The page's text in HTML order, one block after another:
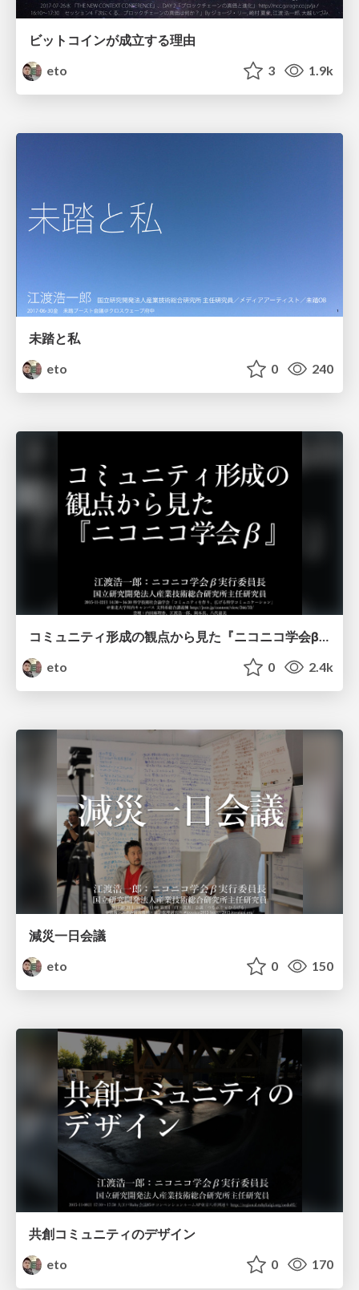
ビットコインが成立する理由
eto
3 1.9k
未踏と私
eto
0 240
コミュニティ形成の観点から見た『ニコニコ学会β』
eto
0 2.4k
減災一日会議
eto
0 150
共創コミュニティのデザイン
eto
0 170